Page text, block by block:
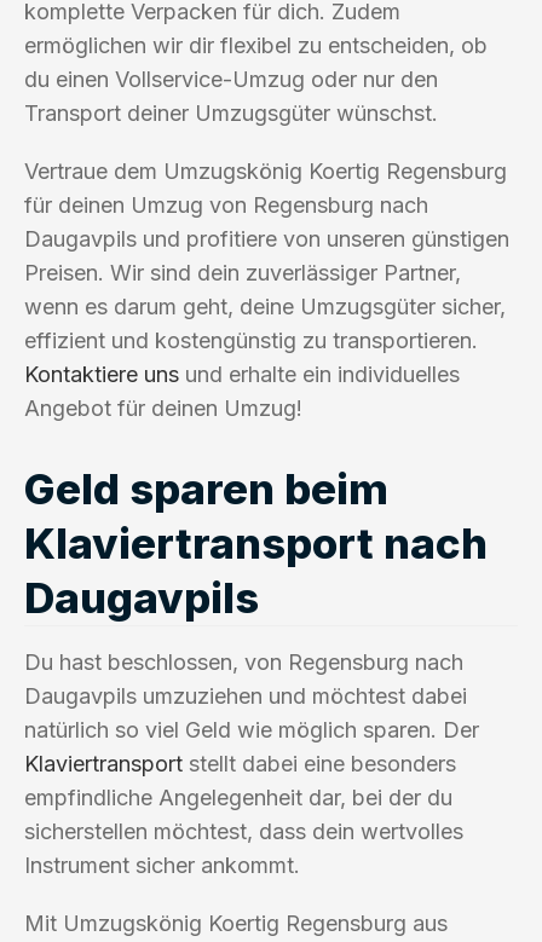
komplette Verpacken für dich. Zudem
ermöglichen wir dir flexibel zu entscheiden, ob
du einen Vollservice-Umzug oder nur den
Transport deiner Umzugsgüter wünschst.
Vertraue dem Umzugskönig Koertig Regensburg
für deinen Umzug von Regensburg nach
Daugavpils und profitiere von unseren günstigen
Preisen. Wir sind dein zuverlässiger Partner,
wenn es darum geht, deine Umzugsgüter sicher,
effizient und kostengünstig zu transportieren.
Kontaktiere uns und erhalte ein individuelles
Angebot für deinen Umzug!
Geld sparen beim
Klaviertransport nach
Daugavpils
Du hast beschlossen, von Regensburg nach
Daugavpils umzuziehen und möchtest dabei
natürlich so viel Geld wie möglich sparen. Der
Klaviertransport stellt dabei eine besonders
empfindliche Angelegenheit dar, bei der du
sicherstellen möchtest, dass dein wertvolles
Instrument sicher ankommt.
Mit Umzugskönig Koertig Regensburg aus